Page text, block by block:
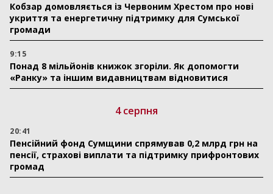
Кобзар домовляється із Червоним Хрестом про нові
укриття та енергетичну підтримку для Сумської
громади
9:15
Понад 8 мільйонів книжок згоріли. Як допомогти
«Ранку» та іншим видавництвам відновитися
4 серпня
20:41
Пенсійний фонд Сумщини спрямував 0,2 млрд грн на
пенсії, страхові виплати та підтримку прифронтових
громад